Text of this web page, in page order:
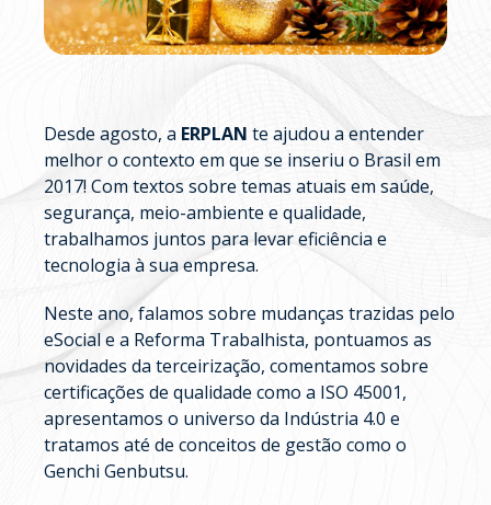
Desde agosto, a ERPLAN te ajudou a entender
melhor o contexto em que se inseriu o Brasil em
2017! Com textos sobre temas atuais em saúde,
segurança, meio-ambiente e qualidade,
trabalhamos juntos para levar eficiência e
tecnologia à sua empresa.
Neste ano, falamos sobre mudanças trazidas pelo
eSocial e a Reforma Trabalhista, pontuamos as
novidades da terceirização, comentamos sobre
certificações de qualidade como a ISO 45001,
apresentamos o universo da Indústria 4.0 e
tratamos até de conceitos de gestão como o
Genchi Genbutsu.